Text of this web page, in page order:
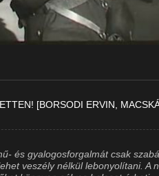
[BORSODI ERVIN,
és gyalogosforgalmát csak
veszély nélkül lebonyolítani. A